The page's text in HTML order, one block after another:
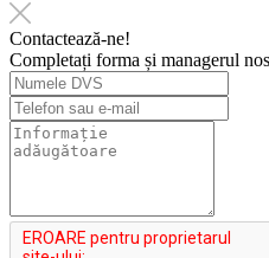
Contactează-ne!
Completați forma și managerul